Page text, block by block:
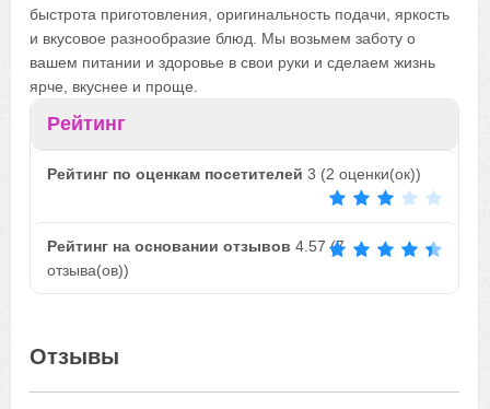
быстрота приготовления, оригинальность подачи, яркость
и вкусовое разнообразие блюд. Мы возьмем заботу о
вашем питании и здоровье в свои руки и сделаем жизнь
ярче, вкуснее и проще.
Рейтинг
Рейтинг по оценкам посетителей 3 (2 оценки(ок))
Рейтинг на основании отзывов 4.57 (7
отзыва(ов))
Отзывы